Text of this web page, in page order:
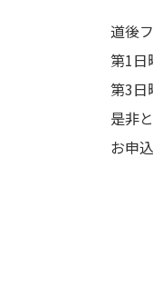
道後
第1日
第3日
是非
お申